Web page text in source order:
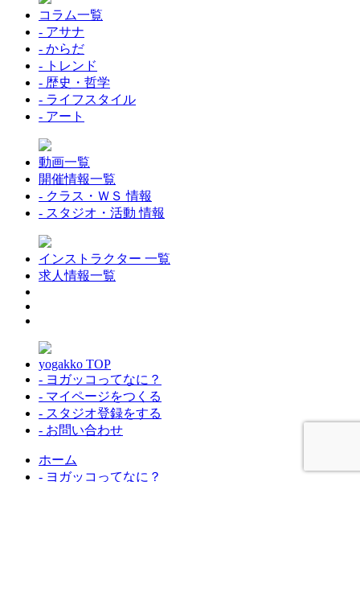
コラム一覧
- アサナ
- からだ
- トレンド
- 歴史・哲学
- ライフスタイル
- アート
動画一覧
開催情報一覧
- クラス・ＷＳ 情報
- スタジオ・活動 情報
インストラクター 一覧
求人情報一覧
yogakko TOP
- ヨガッコってなに？
- マイページをつくる
- スタジオ登録をする
- お問い合わせ
ホーム
- ヨガッコってなに？